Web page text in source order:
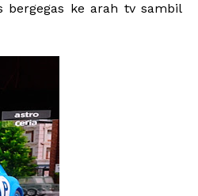
bergegas ke arah tv sambil